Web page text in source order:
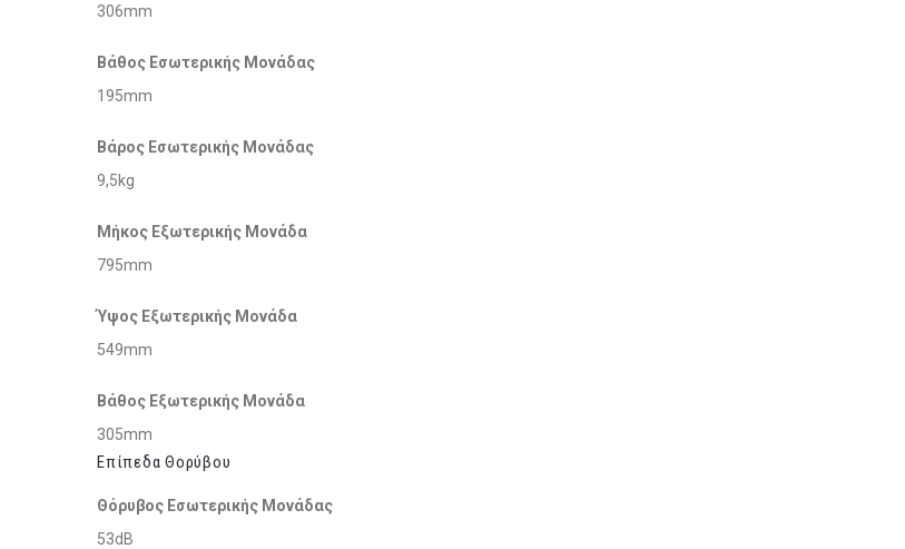
306mm
Βάθος Εσωτερικής Μονάδας
195mm
Βάρος Εσωτερικής Μονάδας
9,5kg
Μήκος Εξωτερικής Μονάδα
795mm
Ύψος Εξωτερικής Μονάδα
549mm
Βάθος Εξωτερικής Μονάδα
305mm
Επίπεδα Θορύβου
Θόρυβος Εσωτερικής Μονάδας
53dB